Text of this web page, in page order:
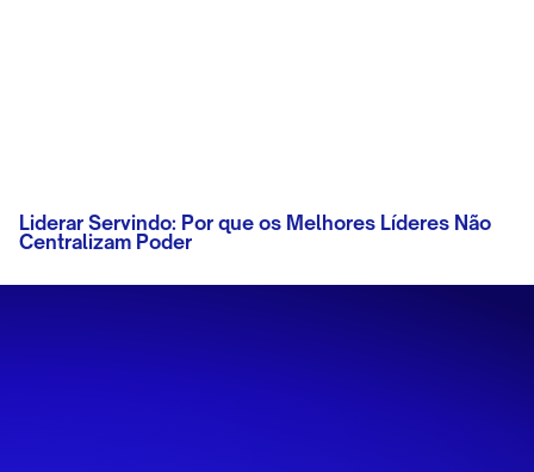
Liderar Servindo: Por que os Melhores Líderes Não
Centralizam Poder